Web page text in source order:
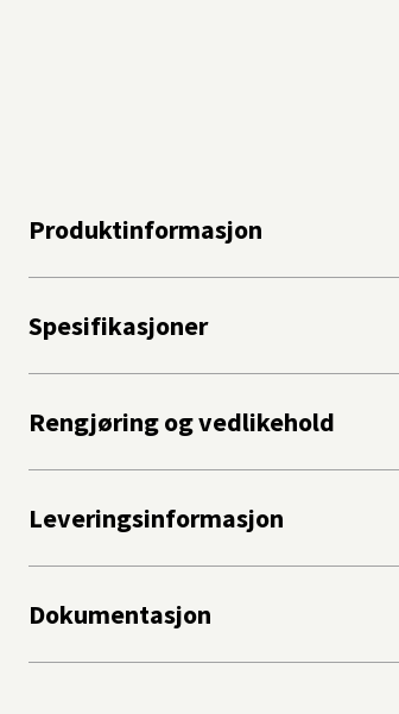
Produktinformasjon
Spesifikasjoner
Rengjøring og vedlikehold
Leveringsinformasjon
Dokumentasjon